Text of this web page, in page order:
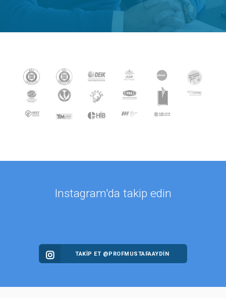
Instagram'da takip edin
TAKİP ET @PROFMUSTAFAAYDIN